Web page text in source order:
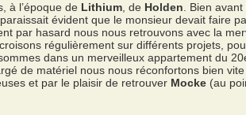
à l’époque de Lithium , de Holden . Bien avant
évident que le monsieur devait faire
par hasard nous nous retrouvons avec la
régulièrement sur différents projets,
dans un merveilleux appartement du
de matériel nous nous réconfortons bien
et par le plaisir de retrouver Mocke (au